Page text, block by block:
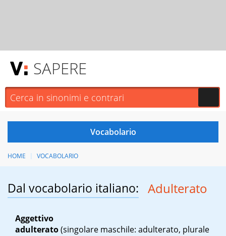
SAPERE
HOME VOCABOLARIO
Dal vocabolario italiano: Adulterato
Aggettivo
adulterato(singolare maschile: adulterato, plurale